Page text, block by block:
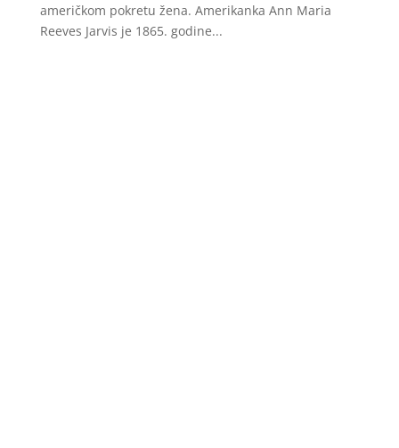
američkom pokretu žena. Amerikanka Ann Maria
Reeves Jarvis je 1865. godine...